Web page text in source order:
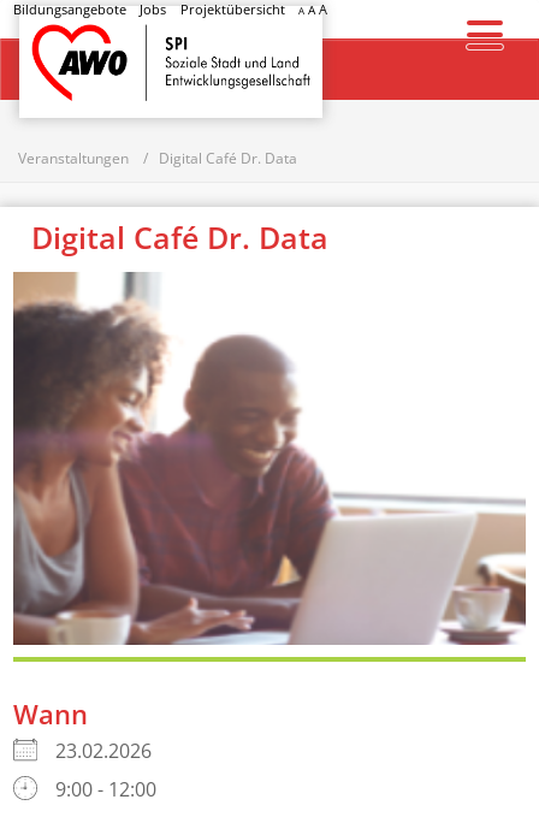
Bildungsangebote Jobs Projektübersicht A AA
Startseite
Veranstaltungen Digital Café Dr. Data
Digital Café Dr. Data
Wann
23.02.2026
9:00 - 12:00